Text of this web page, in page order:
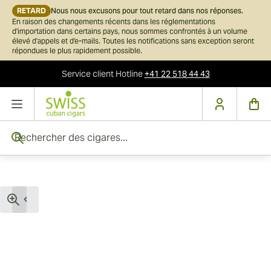
RETARD Nous nous excusons pour tout retard dans nos réponses.
En raison des changements récents dans les réglementations
d'importation dans certains pays, nous sommes confrontés à un volume
élevé d'appels et d'e-mails. Toutes les notifications sans exception seront
répondues le plus rapidement possible.
Service clientHotline+41 22 518 44 43
Skip to Content